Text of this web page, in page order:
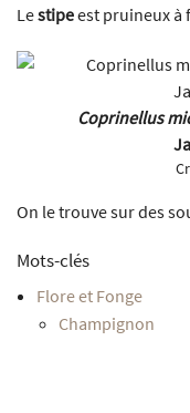
Lestipeest pruineux à
Coprinellus
On le trouve sur des
Mots-clés
Flore et Fonge
Champignon